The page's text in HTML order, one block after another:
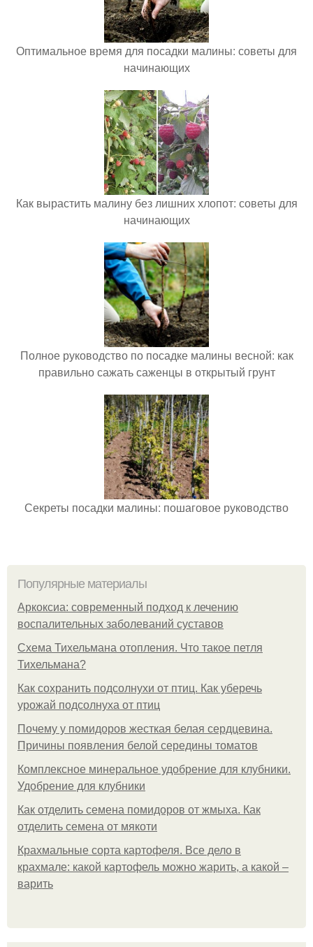
Оптимальное время для посадки малины: советы для
начинающих
Как вырастить малину без лишних хлопот: советы для
начинающих
Полное руководство по посадке малины весной: как
правильно сажать саженцы в открытый грунт
Секреты посадки малины: пошаговое руководство
Популярные материалы
Аркоксиа: современный подход к лечению
воспалительных заболеваний суставов
Схема Тихельмана отопления. Что такое петля
Тихельмана?
Как сохранить подсолнухи от птиц. Как уберечь
урожай подсолнуха от птиц
Почему у помидоров жесткая белая сердцевина.
Причины появления белой середины томатов
Комплексное минеральное удобрение для клубники.
Удобрение для клубники
Как отделить семена помидоров от жмыха. Как
отделить семена от мякоти
Крахмальные сорта картофеля. Все дело в
крахмале: какой картофель можно жарить, а какой –
варить